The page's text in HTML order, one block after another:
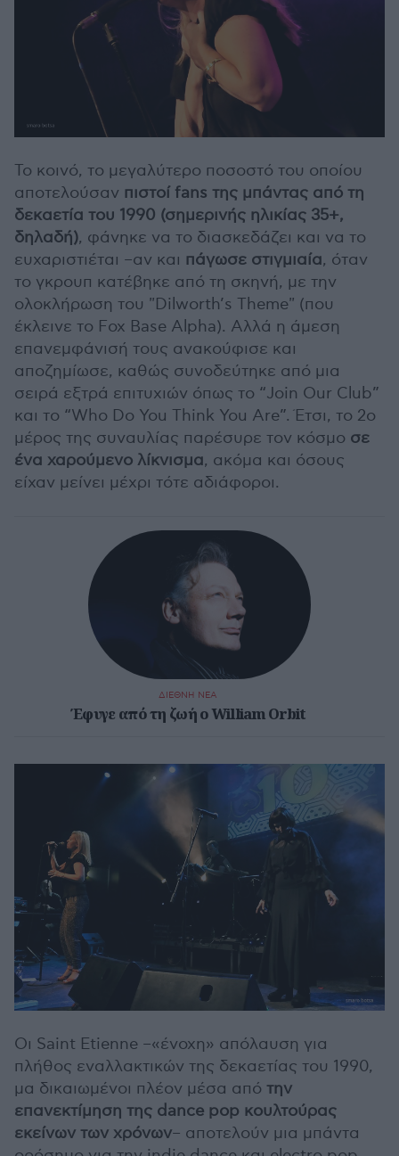
Το κοινό, το μεγαλύτερο ποσοστό του οποίου
αποτελούσαν πιστοί fans της μπάντας από τη
δεκαετία του 1990 (σημερινής ηλικίας 35+,
δηλαδή), φάνηκε να το διασκεδάζει και να το
ευχαριστιέται –αν και πάγωσε στιγμιαία, όταν
το γκρουπ κατέβηκε από τη σκηνή, με την
ολοκλήρωση του "Dilworth’s Theme" (που
έκλεινε το Fox Base Alpha). Αλλά η άμεση
επανεμφάνισή τους ανακούφισε και
αποζημίωσε, καθώς συνοδεύτηκε από μια
σειρά εξτρά επιτυχιών όπως το “Join Our Club”
και το “Who Do You Think You Are”. Έτσι, το 2ο
μέρος της συναυλίας παρέσυρε τον κόσμο σε
ένα χαρούμενο λίκνισμα, ακόμα και όσους
είχαν μείνει μέχρι τότε αδιάφοροι.
ΔΙΕΘΝΗ ΝΕΑ
Έφυγε από τη ζωή ο William Orbit
Οι Saint Etienne –«ένοχη» απόλαυση για
πλήθος εναλλακτικών της δεκαετίας του 1990,
μα δικαιωμένοι πλέον μέσα από την
επανεκτίμηση της dance pop κουλτούρας
εκείνων των χρόνων– αποτελούν μια μπάντα